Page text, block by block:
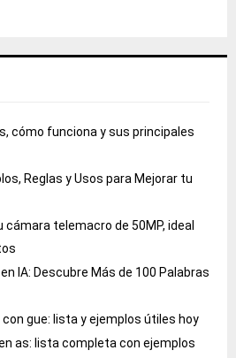
cómo funciona y sus principales
Reglas y Usos para Mejorar tu
cámara telemacro de 50MP, ideal
IA: Descubre Más de 100 Palabras
gue: lista y ejemplos útiles hoy
as: lista completa con ejemplos